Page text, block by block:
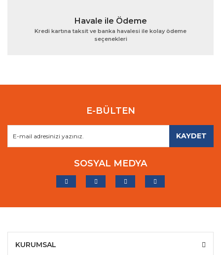
Havale ile Ödeme
Kredi kartına taksit ve banka havalesi ile kolay ödeme
seçenekleri
E-BÜLTEN
KAYDET
SOSYAL MEDYA
KURUMSAL